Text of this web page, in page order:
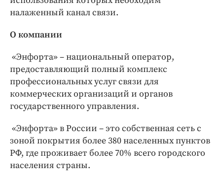
налаженный канал связи.
О компании
«Энфорта» – национальный оператор,
предоставляющий полный комплекс
профессиональных услуг связи для
коммерческих организаций и органов
государственного управления.
«Энфорта» в России – это собственная сеть с
зоной покрытия более 380 населенных пунктов
РФ, где проживает более 70% всего городского
населения страны.